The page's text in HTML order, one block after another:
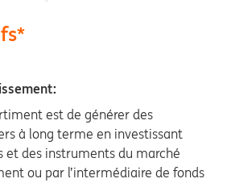
est de générer des
à long terme en investissant
et des instruments du marché
ou par l’intermédiaire de fonds